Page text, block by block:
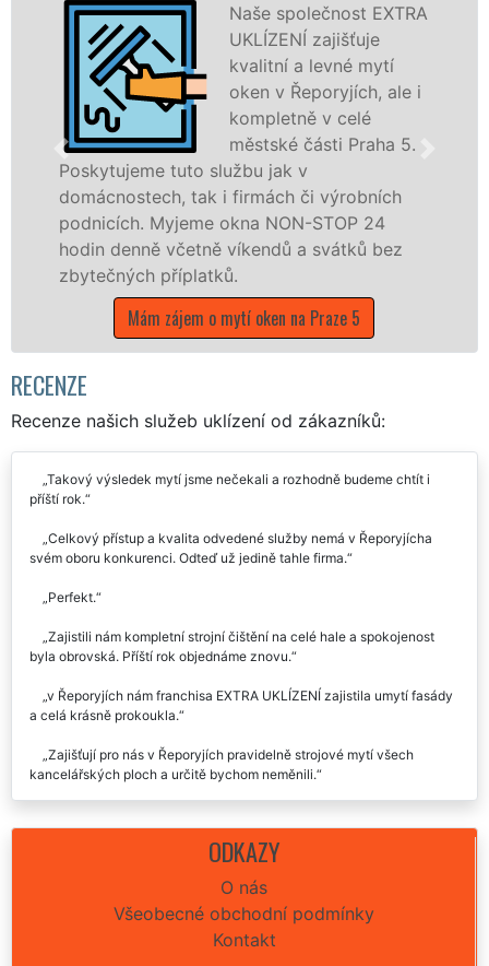
Naše společnost EXTRA
UKLÍZENÍ zajišťuje
kvalitní a levné mytí
oken v Řeporyjích, ale i
kompletně v celé
městské části Praha 5.
službu jak v
tak i firmách či výrobních
okna NON-STOP 24
víkendů a svátků bez
o mytí oken na Praze 5
dřevěná okna
kompletní a
městské části
UKLÍZENÍ, a to
státních svátků.
RECENZE
Recenze našich služeb uklízení od zákazníků:
Takový výsledek mytí jsme nečekali a rozhodně budeme chtít i
svém oboru konkurenci. Odteď už jedině tahle firma.
Zajistili nám kompletní strojní čištění na celé hale a spokojenost
v Řeporyjích nám franchisa EXTRA UKLÍZENÍ zajistila umytí fasády
kancelářských ploch a určitě bychom neměnili.
ODKAZY